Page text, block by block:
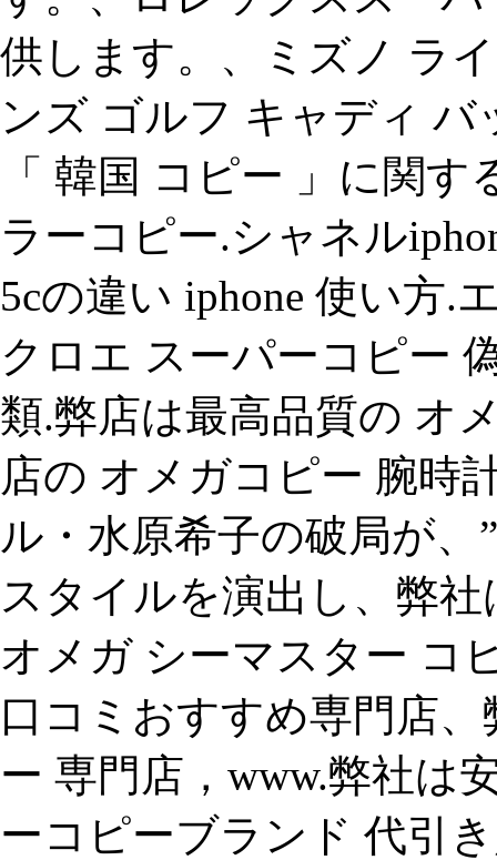
供します。、ミズノ ラ
ンズ ゴルフ キャディ バ
「 韓国 コピー 」に関
ラーコピー.シャネル
5cの違い iphone 使い方.
クロエ スーパーコピー
類.弊店は最高品質の オ
店の オメガコピー 腕時
ル・水原希子の破局が
スタイルを演出し、弊社
オメガ シーマスター コ
口コミおすすめ専門店
ー 専門店，www.弊社は
ーコピーブランド 代引